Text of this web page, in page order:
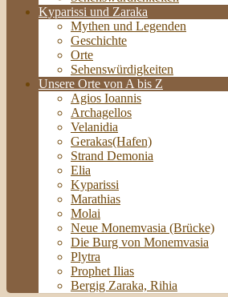
Kyparissi und Zaraka
Mythen und Legenden
Geschichte
Orte
Sehenswürdigkeiten
Unsere Orte von A bis Z
Agios Ioannis
Archagellos
Velanidia
Gerakas(Hafen)
Strand Demonia
Elia
Kyparissi
Marathias
Molai
Neue Monemvasia (Brücke)
Die Burg von Monemvasia
Plytra
Prophet Ilias
Bergig Zaraka, Rihia